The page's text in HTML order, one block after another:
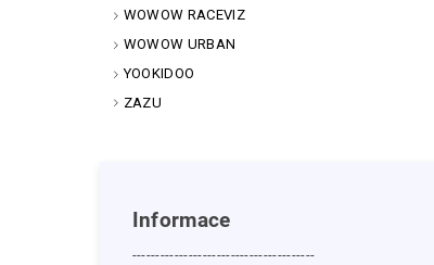
WOWOW RACEVIZ
WOWOW URBAN
YOOKIDOO
ZAZU
Informace
---------------------------------------